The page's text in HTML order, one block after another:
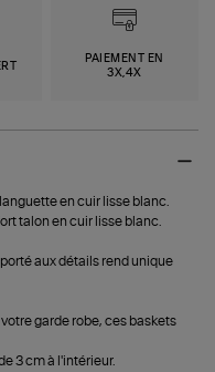
PAIEMENT EN
3X,4X
en cuir lisse blanc.
talon en cuir lisse blanc.
aux détails rend unique
garde robe, ces baskets
3 cm à l'intérieur.